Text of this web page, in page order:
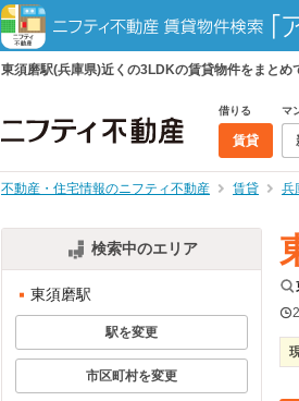
東須磨駅(兵庫県)近くの3LDKの賃貸物件をまとめ
借りる
賃貸
マ
不動産・住宅情報のニフティ不動産 賃貸 兵
検索中のエリア
東須磨駅
駅を変更
市区町村を変更